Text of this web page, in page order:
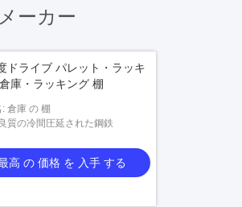
ーカー
ドライブ パレット・ラッキ
庫・ラッキング 棚
製品名: 倉庫 の 棚
材料: 良質の冷間圧延された鋼鉄
高 の 価格 を 入手 する